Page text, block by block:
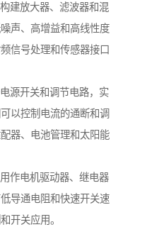
建放大器、滤波器和混
声、高增益和高线性度
信号处理和传感器接口
源开关和调节电路，实
以控制电流的通断和调
器、电池管理和太阳能
作电机驱动器、继电器
导通电阻和快速开关速
开关应用。